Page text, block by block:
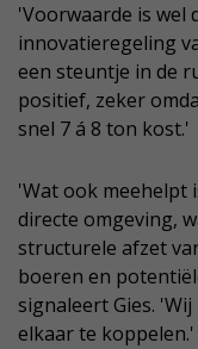
'Voorwaarde is wel
innovatieregeling
een steuntje in de
positief, zeker
snel 7 á 8 ton kost.'
'Wat ook meehelpt
directe omgeving,
structurele afzet
boeren en
signaleert Gies.
elkaar te koppelen.'